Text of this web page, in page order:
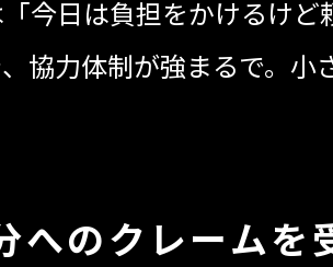
今日は負担をかけるけど
協力体制が強まるで。
のクレームを